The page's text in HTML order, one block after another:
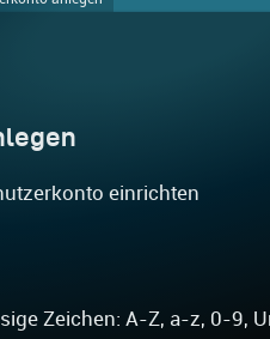
einrichten
Zeichen: A-Z, a-z, 0-9,